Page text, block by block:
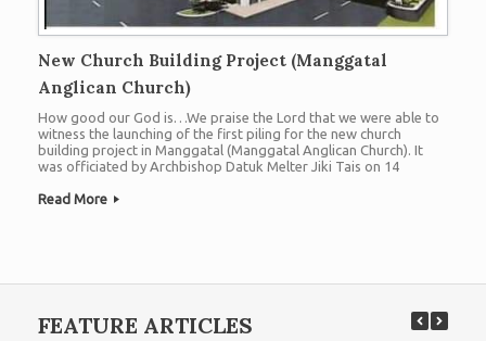
New Church Building Project (Manggatal
Anglican Church)
How good our God is…We praise the Lord that we were able to
witness the launching of the first piling for the new church
building project in Manggatal (Manggatal Anglican Church). It
was officiated by Archbishop Datuk Melter Jiki Tais on 14
的好…讚美神! 我們見證了孟家達聖公會的新教堂建築工程第一個
Read More
Post navigation
FEATURE ARTICLES